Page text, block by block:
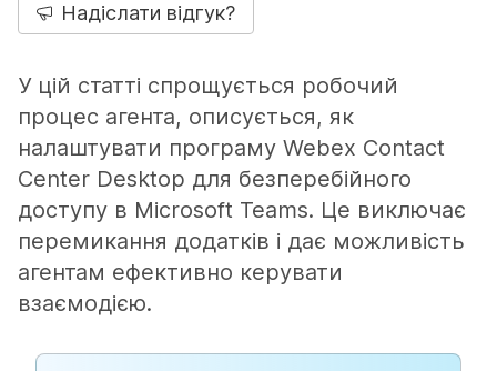
Надіслати відгук?
У цій статті спрощується робочий
процес агента, описується, як
налаштувати програму Webex Contact
Center Desktop для безперебійного
доступу в Microsoft Teams. Це виключає
перемикання додатків і дає можливість
агентам ефективно керувати
взаємодією.